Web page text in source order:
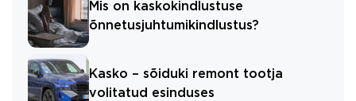
Mis on kaskokindlustuse
õnnetusjuhtumikindlustus?
Kasko – sõiduki remont tootja
volitatud esinduses